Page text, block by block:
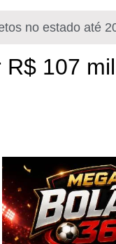
Assinatura
Mercado
no estado até
107